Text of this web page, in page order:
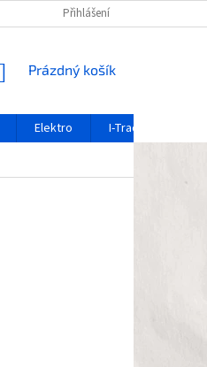
FORMULÁŘ
Přihlášení
NÁKUPNÍ
Prázdný košík
Elektro
I-Track / systém